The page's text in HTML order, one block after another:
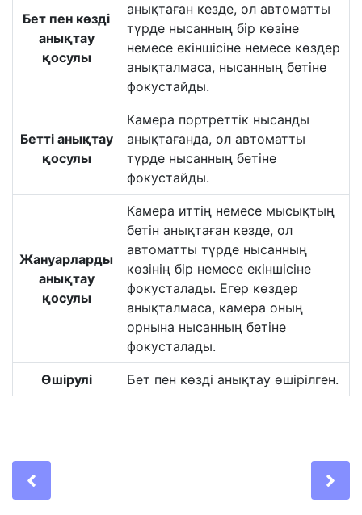
Бет пен көзді
анықтау
қосулы
анықтаған кезде, ол автоматты
түрде нысанның бір көзіне
немесе екіншісіне немесе көздер
анықталмаса, нысанның бетіне
фокустайды.
Бетті анықтау
қосулы
Камера портреттік нысанды
анықтағанда, ол автоматты
түрде нысанның бетіне
фокустайды.
Жануарларды
анықтау
қосулы
Камера иттің немесе мысықтың
бетін анықтаған кезде, ол
автоматты түрде нысанның
көзінің бір немесе екіншісіне
фокусталады. Егер көздер
анықталмаса, камера оның
орнына нысанның бетіне
фокусталады.
Өшірулі Бет пен көзді анықтау өшірілген.